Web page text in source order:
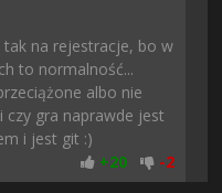
tak na rejestracje, bo w
to normalność...
albo nie
czy gra naprawde jest
i jest git :)
+20 -2